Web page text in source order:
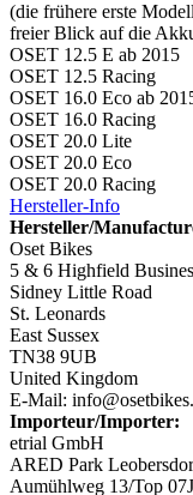
(die frühere erste
freier Blick auf die
OSET 12.5 E ab 2015
OSET 12.5 Racing
OSET 16.0 Eco ab
OSET 16.0 Racing
OSET 20.0 Lite
OSET 20.0 Eco
OSET 20.0 Racing
Hersteller-Info
Hersteller/
Oset Bikes
5 & 6 Highfield
Sidney Little Road
St. Leonards
East Sussex
TN38 9UB
United Kingdom
E-Mail:
Importeur/Importer:
etrial GmbH
ARED Park
Aumühlweg 13/Top 07J